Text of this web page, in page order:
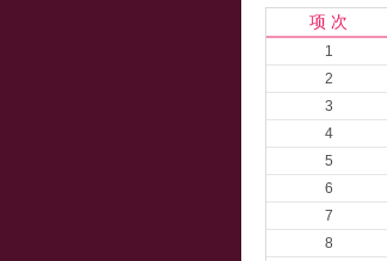
项 次
1
2
3
4
5
6
7
8